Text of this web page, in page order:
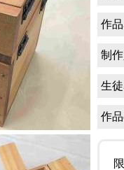
作
制
生
作